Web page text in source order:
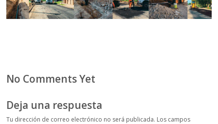
No Comments Yet
Deja una respuesta
Tu dirección de correo electrónico no será publicada. Los campos